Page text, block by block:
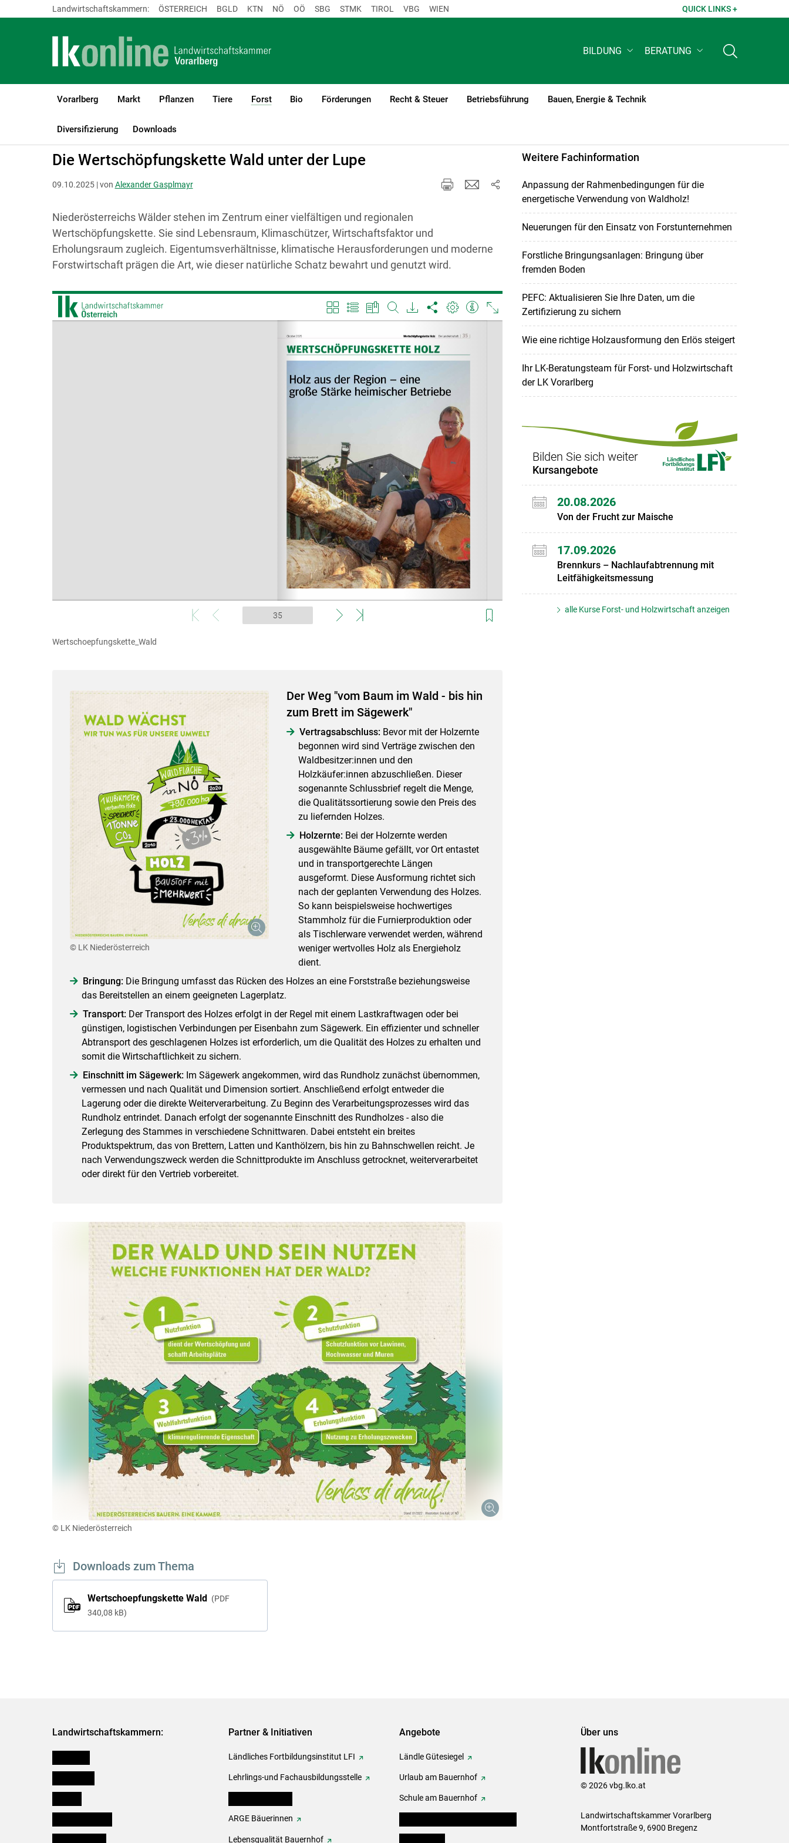
Skip to main content
Landwirtschaftskammern: ÖSTERREICH BGLD KTN NÖ OÖ SBG STMK TIROL VBG WIEN QUICK LINKS +
BILDUNG BERATUNG
Vorarlberg Markt Pflanzen Tiere Forst
(current)1
Bio Förderungen Recht & Steuer Betriebsführung Bauen, Energie & Technik
Diversifizierung Downloads
LK Vorarlberg Forst Holzvermarktung & Betriebswirtschaft
Die Wertschöpfungskette Wald unter der Lupe
09.10.2025 | von Alexander Gasplmayr
Niederösterreichs Wälder stehen im Zentrum einer vielfältigen und regionalen
Wertschöpfungskette. Sie sind Lebensraum, Klimaschützer, Wirtschaftsfaktor und
Erholungsraum zugleich. Eigentumsverhältnisse, klimatische Herausforderungen und moderne
Forstwirtschaft prägen die Art, wie dieser natürliche Schatz bewahrt und genutzt wird.
Wertschoepfungskette_Wald
© LK Niederösterreich
Der Weg "vom Baum im Wald - bis hin
zum Brett im Sägewerk"
Vertragsabschluss: Bevor mit der Holzernte
begonnen wird sind Verträge zwischen den
Waldbesitzer:innen und den
Holzkäufer:innen abzuschließen. Dieser
sogenannte Schlussbrief regelt die Menge,
die Qualitätssortierung sowie den Preis des
zu liefernden Holzes.
Holzernte: Bei der Holzernte werden
ausgewählte Bäume gefällt, vor Ort entastet
und in transportgerechte Längen
ausgeformt. Diese Ausformung richtet sich
nach der geplanten Verwendung des Holzes.
So kann beispielsweise hochwertiges
Stammholz für die Furnierproduktion oder
als Tischlerware verwendet werden, während
weniger wertvolles Holz als Energieholz
dient.
Bringung: Die Bringung umfasst das Rücken des Holzes an eine Forststraße beziehungsweise
das Bereitstellen an einem geeigneten Lagerplatz.
Transport: Der Transport des Holzes erfolgt in der Regel mit einem Lastkraftwagen oder bei
günstigen, logistischen Verbindungen per Eisenbahn zum Sägewerk. Ein effizienter und schneller
Abtransport des geschlagenen Holzes ist erforderlich, um die Qualität des Holzes zu erhalten und
somit die Wirtschaftlichkeit zu sichern.
Einschnitt im Sägewerk: Im Sägewerk angekommen, wird das Rundholz zunächst übernommen,
vermessen und nach Qualität und Dimension sortiert. Anschließend erfolgt entweder die
Lagerung oder die direkte Weiterverarbeitung. Zu Beginn des Verarbeitungsprozesses wird das
Rundholz entrindet. Danach erfolgt der sogenannte Einschnitt des Rundholzes - also die
Zerlegung des Stammes in verschiedene Schnittwaren. Dabei entsteht ein breites
Produktspektrum, das von Brettern, Latten und Kanthölzern, bis hin zu Bahnschwellen reicht. Je
nach Verwendungszweck werden die Schnittprodukte im Anschluss getrocknet, weiterverarbeitet
oder direkt für den Vertrieb vorbereitet.
© LK Niederösterreich
Downloads zum Thema
Wertschoepfungskette Wald
PDF
340,08 kB
Weitere Fachinformation
Anpassung der Rahmenbedingungen für die
energetische Verwendung von Waldholz!
Neuerungen für den Einsatz von Forstunternehmen
Forstliche Bringungsanlagen: Bringung über
fremden Boden
PEFC: Aktualisieren Sie Ihre Daten, um die
Zertifizierung zu sichern
Wie eine richtige Holzausformung den Erlös steigert
Ihr LK-Beratungsteam für Forst- und Holzwirtschaft
der LK Vorarlberg
Bilden Sie sich weiter
Kursangebote
20.08.2026
Von der Frucht zur Maische
17.09.2026
Brennkurs – Nachlaufabtrennung mit
Leitfähigkeitsmessung
alle Kurse Forst- und Holzwirtschaft anzeigen
Landwirtschaftskammern: Partner & Initiativen
Ländliches Fortbildungsinstitut LFI
Lehrlings-und Fachausbildungsstelle
ARGE Bäuerinnen
Lebensqualität Bauernhof
Angebote
Ländle Gütesiegel
Urlaub am Bauernhof
Schule am Bauernhof
Über uns
© 2026 vbg.lko.at
Landwirtschaftskammer Vorarlberg
Montfortstraße 9, 6900 Bregenz